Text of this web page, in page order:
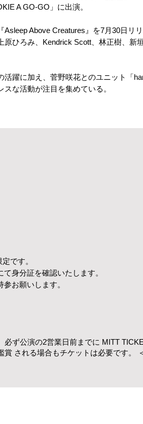
A GO-GO」に出演。
Above Creatures』を7月30日リリ
原ひろみ、Kendrick Scott、林正樹、
躍に加え、菅野咲花とのユニット「
な活動が注目を集めている。
です。
身分証を確認いたします。
お願いします。
ず公演の2営業日前までに MITT
される場合もチケットは必要です。